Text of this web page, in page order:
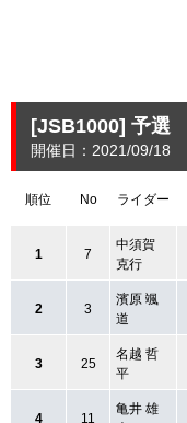
[JSB1000] 予選
開催日：2021/09/18
順位 No ライダー
1 7
中須賀
克行
2 3
濱原 颯
道
3 25
名越 哲
平
4 11
亀井 雄